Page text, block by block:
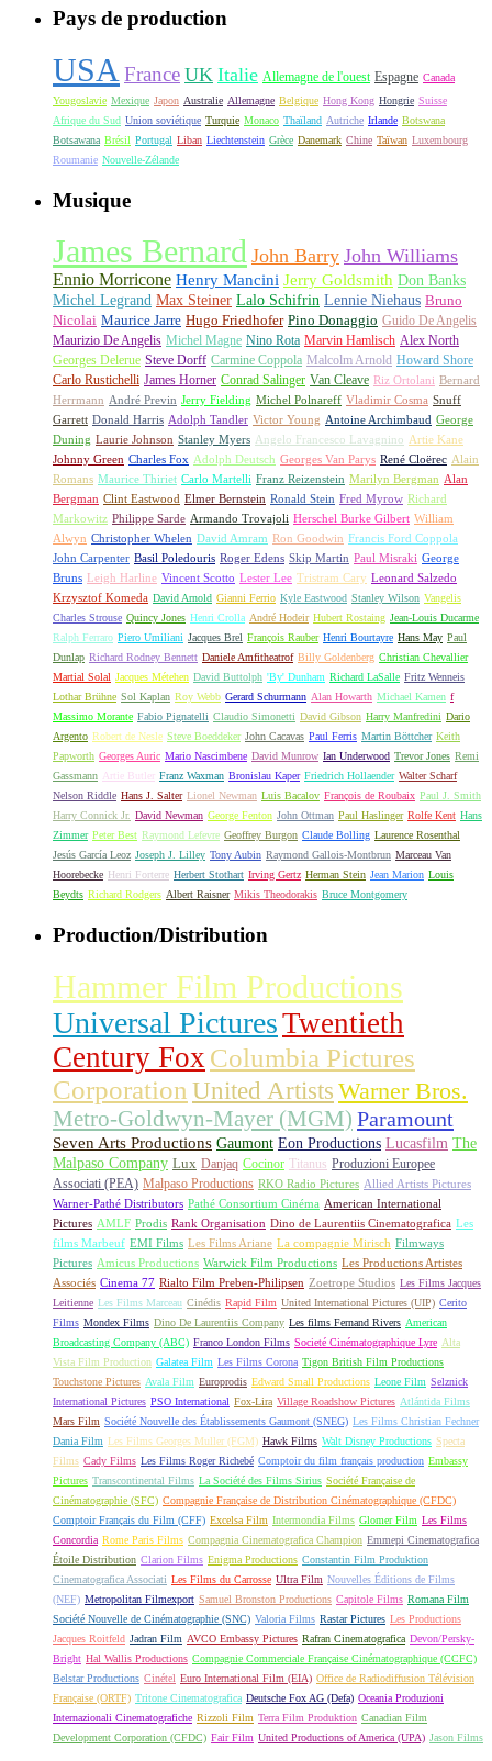
Pays de production
USA France UK Italie Allemagne de l'ouest Espagne Canada
Yougoslavie Mexique Japon Australie Allemagne Belgique Hong Kong Hongrie Suisse
Afrique du Sud Union soviétique Turquie Monaco Thaïland Autriche Irlande Botswana
Botsawana Brésil Portugal Liban Liechtenstein Grèce Danemark Chine Taïwan Luxembourg
Roumanie Nouvelle-Zélande
Musique
James Bernard John Barry John Williams
Ennio Morricone Henry Mancini Jerry Goldsmith Don Banks
Michel Legrand Max Steiner Lalo Schifrin Lennie Niehaus Bruno
Nicolai Maurice Jarre Hugo Friedhofer Pino Donaggio Guido De Angelis
Maurizio De Angelis Michel Magne Nino Rota Marvin Hamlisch Alex North
Georges Delerue Steve Dorff Carmine Coppola Malcolm Arnold Howard Shore
Carlo Rustichelli James Horner Conrad Salinger Van Cleave Riz Ortolani Bernard
Herrmann André Previn Jerry Fielding Michel Polnareff Vladimir Cosma Snuff
Garrett Donald Harris Adolph Tandler Victor Young Antoine Archimbaud George
Duning Laurie Johnson Stanley Myers Angelo Francesco Lavagnino Artie Kane
Johnny Green Charles Fox Adolph Deutsch Georges Van Parys René Cloërec Alain
Romans Maurice Thiriet Carlo Martelli Franz Reizenstein Marilyn Bergman Alan
Bergman Clint Eastwood Elmer Bernstein Ronald Stein Fred Myrow Richard
Markowitz Philippe Sarde Armando Trovajoli Herschel Burke Gilbert William
Alwyn Christopher Whelen David Amram Ron Goodwin Francis Ford Coppola
John Carpenter Basil Poledouris Roger Edens Skip Martin Paul Misraki George
Bruns Leigh Harline Vincent Scotto Lester Lee Tristram Cary Leonard Salzedo
Krzysztof Komeda David Arnold Gianni Ferrio Kyle Eastwood Stanley Wilson Vangelis
Charles Strouse Quincy Jones Henri Crolla André Hodeir Hubert Rostaing Jean-Louis Ducarme
Ralph Ferraro Piero Umiliani Jacques Brel François Rauber Henri Bourtayre Hans May Paul
Dunlap Richard Rodney Bennett Daniele Amfitheatrof Billy Goldenberg Christian Chevallier
Martial Solal Jacques Métehen David Buttolph 'By' Dunham Richard LaSalle Fritz Wenneis
Lothar Brühne Sol Kaplan Roy Webb Gerard Schurmann Alan Howarth Michael Kamen f
Massimo Morante Fabio Pignatelli Claudio Simonetti David Gibson Harry Manfredini Dario
Argento Robert de Nesle Steve Boeddeker John Cacavas Paul Ferris Martin Böttcher Keith
Papworth Georges Auric Mario Nascimbene David Munrow Ian Underwood Trevor Jones Remi
Gassmann Artie Butler Franz Waxman Bronislau Kaper Friedrich Hollaender Walter Scharf
Nelson Riddle Hans J. Salter Lionel Newman Luis Bacalov François de Roubaix Paul J. Smith
Harry Connick Jr. David Newman George Fenton John Ottman Paul Haslinger Rolfe Kent Hans
Zimmer Peter Best Raymond Lefevre Geoffrey Burgon Claude Bolling Laurence Rosenthal
Jesús García Leoz Joseph J. Lilley Tony Aubin Raymond Gallois-Montbrun Marceau Van
Hoorebecke Henri Forterre Herbert Stothart Irving Gertz Herman Stein Jean Marion Louis
Beydts Richard Rodgers Albert Raisner Mikis Theodorakis Bruce Montgomery
Production/Distribution
Hammer Film Productions
Universal PicturesTwentieth
Century Fox Columbia Pictures
Corporation United Artists Warner Bros.
Metro-Goldwyn-Mayer (MGM) Paramount
Seven Arts Productions Gaumont Eon Productions Lucasfilm The
Malpaso Company Lux Danjaq Cocinor Titanus Produzioni Europee
Associati (PEA) Malpaso Productions RKO Radio Pictures Allied Artists Pictures
Warner-Pathé Distributors Pathé Consortium Cinéma American International
Pictures AMLF Prodis Rank Organisation Dino de Laurentiis Cinematografica Les
films Marbeuf EMI Films Les Films Ariane La compagnie Mirisch Filmways
Pictures Amicus Productions Warwick Film Productions Les Productions Artistes
Associés Cinema 77 Rialto Film Preben-Philipsen Zoetrope Studios Les Films Jacques
Leitienne Les Films Marceau Cinédis Rapid Film United International Pictures (UIP) Cerito
Films Mondex Films Dino De Laurentiis Company Les films Fernand Rivers American
Broadcasting Company (ABC) Franco London Films Societé Cinématographique Lyre Alta
Vista Film Production Galatea Film Les Films Corona Tigon British Film Productions
Touchstone Pictures Avala Film Europrodis Edward Small Productions Leone Film Selznick
International Pictures PSO International Fox-Lira Village Roadshow Pictures Atlántida Films
Mars Film Société Nouvelle des Établissements Gaumont (SNEG) Les Films Christian Fechner
Dania Film Les Films Georges Muller (FGM) Hawk Films Walt Disney Productions Specta
Films Cady Films Les Films Roger Richebé Comptoir du film français production Embassy
Pictures Transcontinental Films La Société des Films Sirius Société Française de
Cinématographie (SFC) Compagnie Française de Distribution Cinématographique (CFDC)
Comptoir Français du Film (CFF) Excelsa Film Intermondia Films Glomer Film Les Films
Concordia Rome Paris Films Compagnia Cinematografica Champion Emmepi Cinematografica
Étoile Distribution Clarion Films Enigma Productions Constantin Film Produktion
Cinematografica Associati Les Films du Carrosse Ultra Film Nouvelles Éditions de Films
(NEF) Metropolitan Filmexport Samuel Bronston Productions Capitole Films Romana Film
Société Nouvelle de Cinématographie (SNC) Valoria Films Rastar Pictures Les Productions
Jacques Roitfeld Jadran Film AVCO Embassy Pictures Rafran Cinematografica Devon/Persky-
Bright Hal Wallis Productions Compagnie Commerciale Française Cinématographique (CCFC)
Belstar Productions Cinétel Euro International Film (EIA) Office de Radiodiffusion Télévision
Française (ORTF) Tritone Cinematografica Deutsche Fox AG (Defa) Oceania Produzioni
Internazionali Cinematografiche Rizzoli Film Terra Film Produktion Canadian Film
Development Corporation (CFDC) Fair Film United Productions of America (UPA) Jason Films